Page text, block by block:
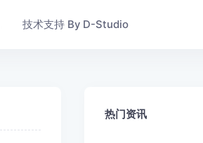
技术支持 By D-Studio
热门资讯